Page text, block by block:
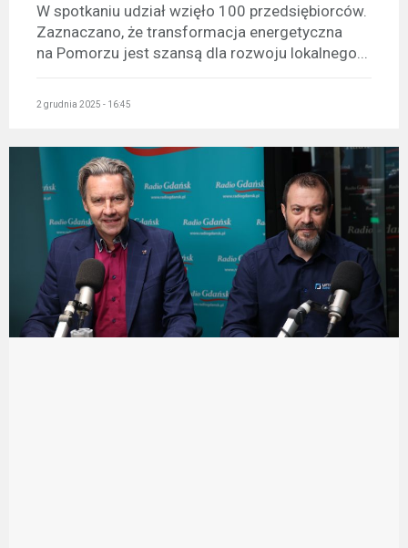
W spotkaniu udział wzięło 100 przedsiębiorców.
Zaznaczano, że transformacja energetyczna
na Pomorzu jest szansą dla rozwoju lokalnego...
2 grudnia 2025 - 16:45